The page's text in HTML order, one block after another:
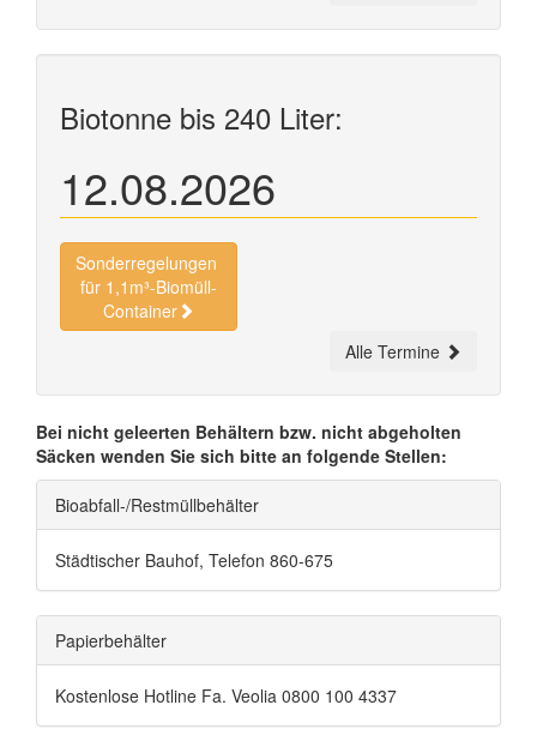
Biotonne bis 240 Liter:
12.08.2026
Sonderregelungen
für 1,1m³-Biomüll-
Container
Alle Termine
Bei nicht geleerten Behältern bzw. nicht abgeholten
Säcken wenden Sie sich bitte an folgende Stellen:
Bioabfall-/Restmüllbehälter
Städtischer Bauhof, Telefon 860-675
Papierbehälter
Kostenlose Hotline Fa. Veolia 0800 100 4337